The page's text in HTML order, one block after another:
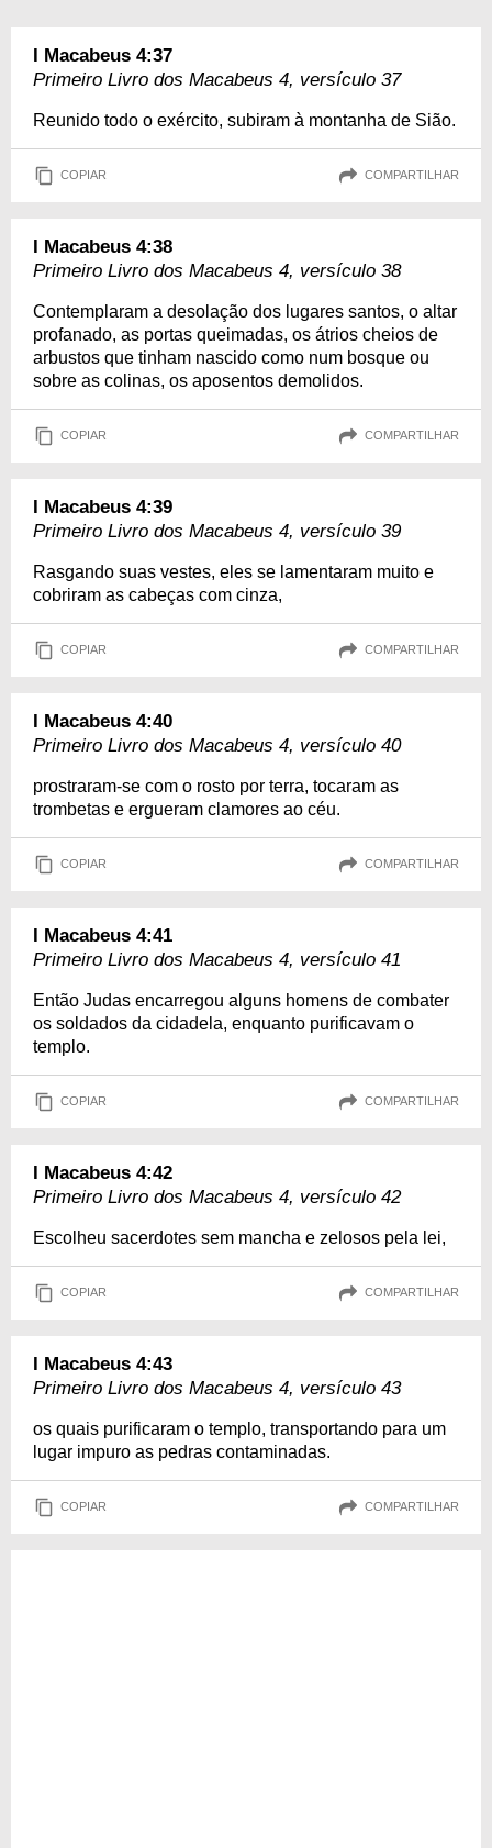
I Macabeus 4:37
Primeiro Livro dos Macabeus 4, versículo 37
Reunido todo o exército, subiram à montanha de Sião.
COPIAR COMPARTILHAR
I Macabeus 4:38
Primeiro Livro dos Macabeus 4, versículo 38
Contemplaram a desolação dos lugares santos, o altar
profanado, as portas queimadas, os átrios cheios de
arbustos que tinham nascido como num bosque ou
sobre as colinas, os aposentos demolidos.
COPIAR COMPARTILHAR
I Macabeus 4:39
Primeiro Livro dos Macabeus 4, versículo 39
Rasgando suas vestes, eles se lamentaram muito e
cobriram as cabeças com cinza,
COPIAR COMPARTILHAR
I Macabeus 4:40
Primeiro Livro dos Macabeus 4, versículo 40
prostraram-se com o rosto por terra, tocaram as
trombetas e ergueram clamores ao céu.
COPIAR COMPARTILHAR
I Macabeus 4:41
Primeiro Livro dos Macabeus 4, versículo 41
Então Judas encarregou alguns homens de combater
os soldados da cidadela, enquanto purificavam o
templo.
COPIAR COMPARTILHAR
I Macabeus 4:42
Primeiro Livro dos Macabeus 4, versículo 42
Escolheu sacerdotes sem mancha e zelosos pela lei,
COPIAR COMPARTILHAR
I Macabeus 4:43
Primeiro Livro dos Macabeus 4, versículo 43
os quais purificaram o templo, transportando para um
lugar impuro as pedras contaminadas.
COPIAR COMPARTILHAR